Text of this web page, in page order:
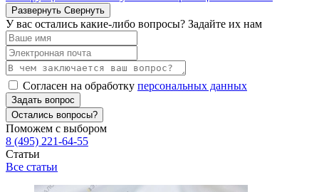
Развернуть Свернуть
У вас остались какие-либо вопросы? Задайте их нам
Согласен на обработку персональных данных
Задать вопрос
Остались вопросы?
Поможем с выбором
8 (495) 221-64-55
Статьи
Все статьи